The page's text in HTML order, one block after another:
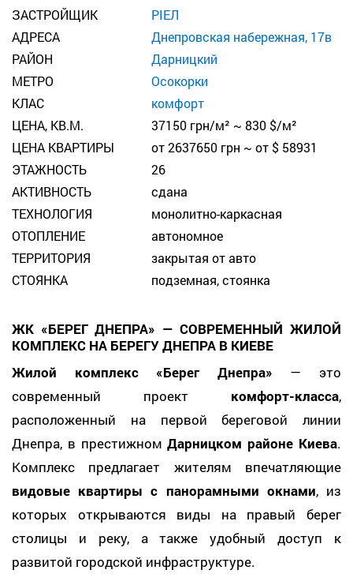
ЗАСТРОЙЩИК
РІЕЛ
АДРЕСА
Днепровская набережная, 17в
РАЙОН
Дарницкий
МЕТРО
Осокорки
КЛАС
комфорт
ЦЕНА, КВ.М.
37150 грн/м² ~ 830 $/м²
ЦЕНА КВАРТИРЫ
от 2637650 грн ~ от $ 58931
ЭТАЖНОСТЬ
26
АКТИВНОСТЬ
сдана
ТЕХНОЛОГИЯ
монолитно-каркасная
ОТОПЛЕНИЕ
автономное
ТЕРРИТОРИЯ
закрытая от авто
СТОЯНКА
подземная, стоянка
ЖК «БЕРЕГ ДНЕПРА» — СОВРЕМЕННЫЙ ЖИЛОЙ
КОМПЛЕКС НА БЕРЕГУ ДНЕПРА В КИЕВЕ
Жилой комплекс «Берег Днепра» — это
современный проект комфорт-класса,
расположенный на первой береговой линии
Днепра, в престижномДарницком районе Киева.
Комплекс предлагает жителям впечатляющие
видовые квартиры с панорамными окнами, из
которых открываются виды на правый берег
столицы и реку, а также удобный доступ к
развитой городской инфраструктуре.